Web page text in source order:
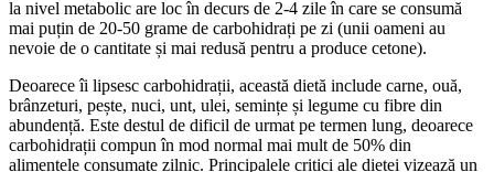
la nivel metabolic are loc în decurs de 2-4 zile în care se consumă
mai puțin de 20-50 grame de carbohidrați pe zi (unii oameni au
nevoie de o cantitate și mai redusă pentru a produce cetone).
Deoarece îi lipsesc carbohidrații, această dietă include carne, ouă,
brânzeturi, pește, nuci, unt, ulei, semințe și legume cu fibre din
abundență. Este destul de dificil de urmat pe termen lung, deoarece
carbohidrații compun în mod normal mai mult de 50% din
alimentele consumate zilnic. Principalele critici ale dietei vizează un